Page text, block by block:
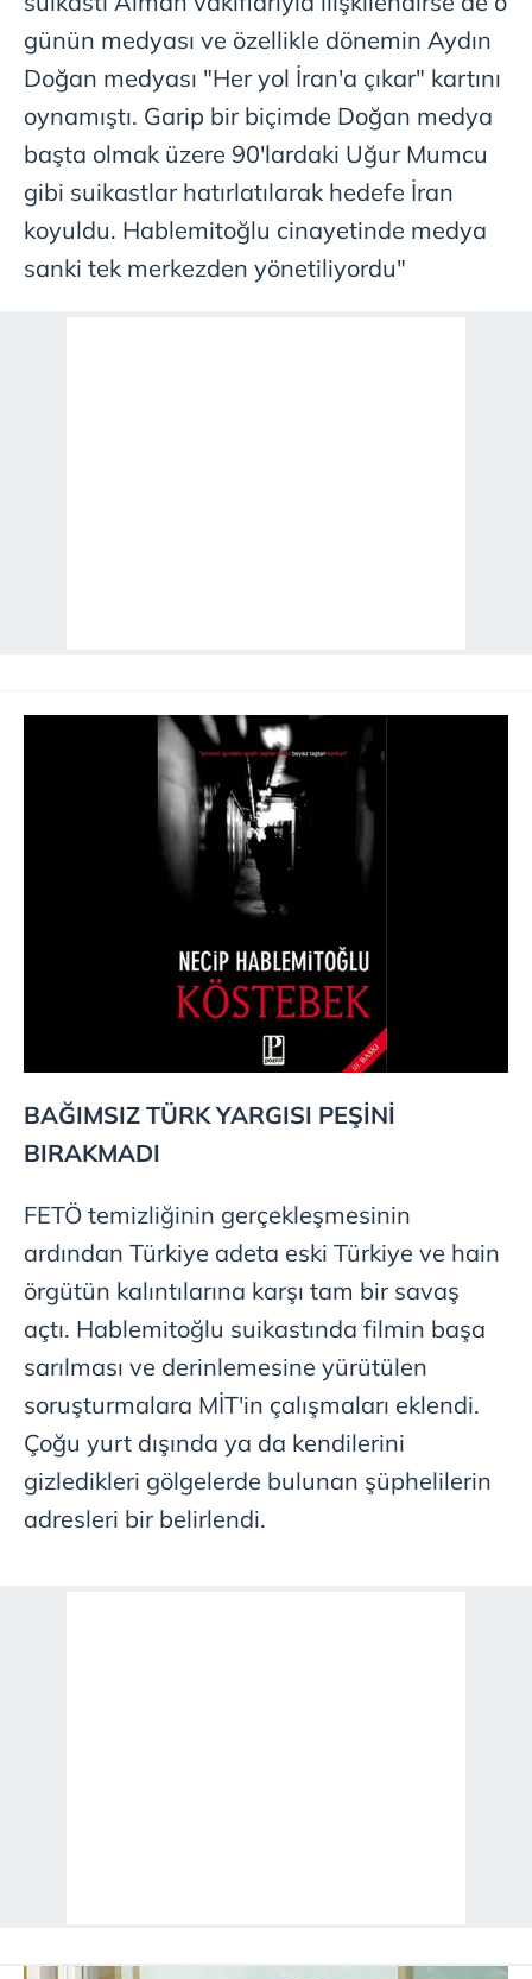
reklam/pazarlama faaliyetlerinin yapılması, amaçlarıyla
sınırlı olarak açık rızanız dahilinde kullanılacaktır.
vasıtasıyla belirleyebilirsiniz. Çerezlere ilişkin detaylı bilgi
için Ayarlar butonuna tıklayabilir,Çerez Bilgilendirme
Metnimiziziyaret edebilirsiniz.
6698 sayılı Kişisel Verilerin Korunması Kanunu uyarınca
hazırlanmış Aydınlatma Metnimizi okumak ve sitemizde
günün medyası ve özellikle dönemin Aydın
Doğan medyası "Her yol İran'a çıkar" kartını
oynamıştı. Garip bir biçimde Doğan medya
başta olmak üzere 90'lardaki Uğur Mumcu
gibi suikastlar hatırlatılarak hedefe İran
koyuldu. Hablemitoğlu cinayetinde medya
sanki tek merkezden yönetiliyordu"
BAĞIMSIZ TÜRK YARGISI PEŞİNİ
BIRAKMADI
FETÖ temizliğinin gerçekleşmesinin
ardından Türkiye adeta eski Türkiye ve hain
örgütün kalıntılarına karşı tam bir savaş
açtı. Hablemitoğlu suikastında filmin başa
sarılması ve derinlemesine yürütülen
soruşturmalara MİT'in çalışmaları eklendi.
Çoğu yurt dışında ya da kendilerini
gizledikleri gölgelerde bulunan şüphelilerin
adresleri bir belirlendi.